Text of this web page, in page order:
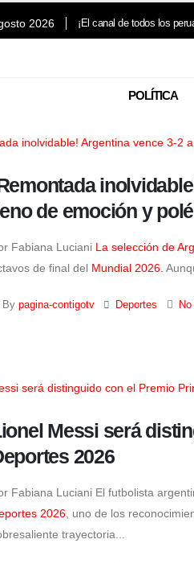
2026 ¡El canal de todos los
POLÍTICA
de emoción y
Fabiana Luciani La selección de
de final del Mundial 2026.
By pagina-contigotv Deportes
Messi será
2026
Fabiana Luciani El futbolista
2026 , uno de los
trayectoria...